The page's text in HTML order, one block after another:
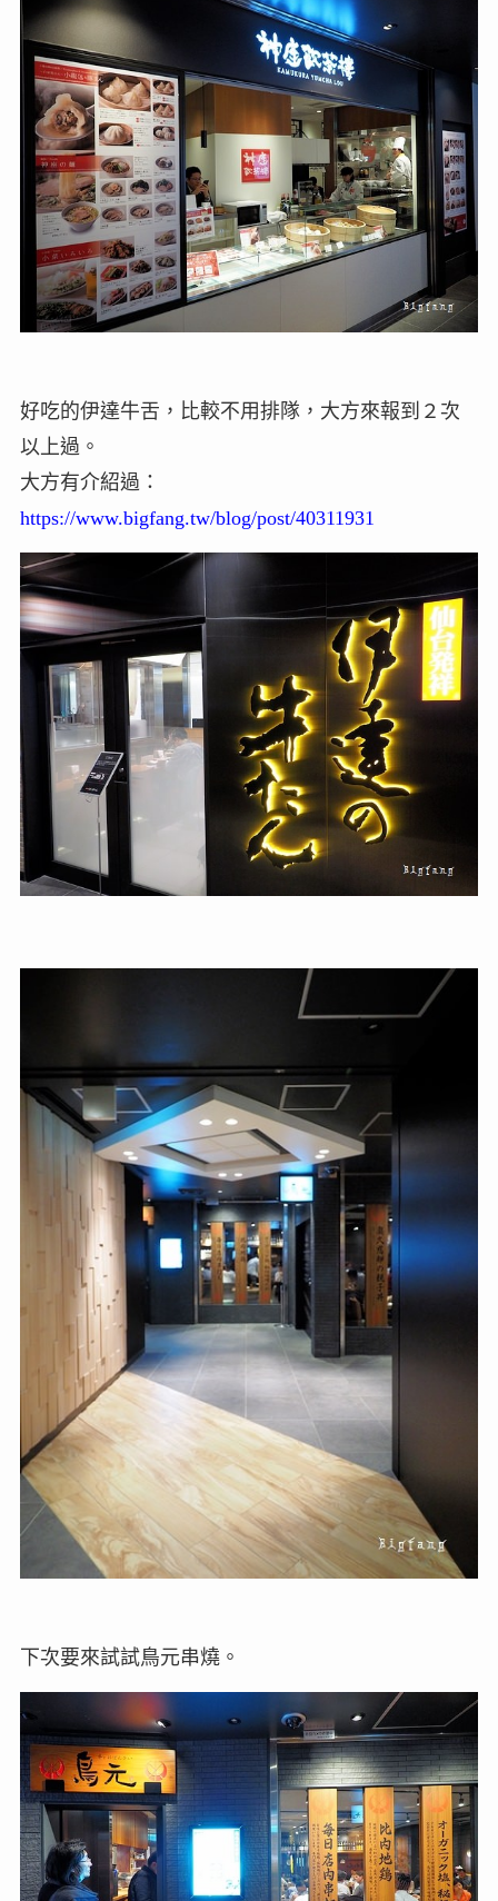
好吃的伊達牛舌，比較不用排隊，大方來報到２次
以上過。
大方有介紹過：
https://www.bigfang.tw/blog/post/40311931
下次要來試試鳥元串燒。